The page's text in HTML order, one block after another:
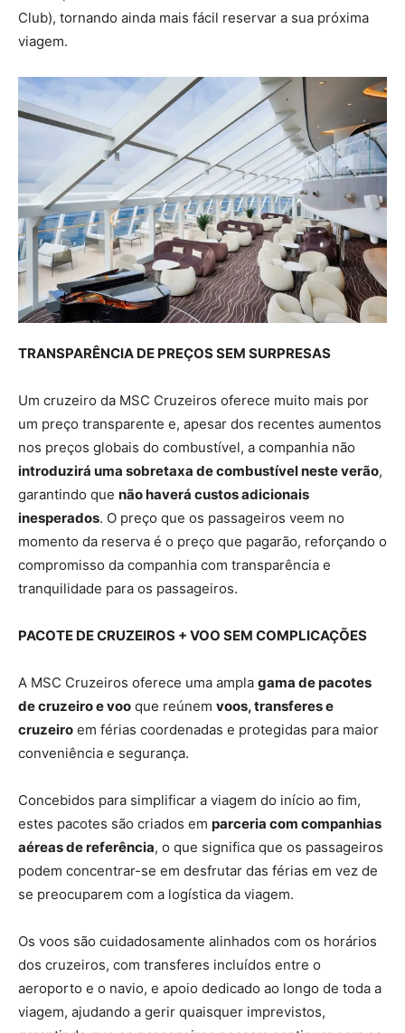
Club), tornando ainda mais fácil reservar a sua próxima
viagem.
TRANSPARÊNCIA DE PREÇOS SEM SURPRESAS
Um cruzeiro da MSC Cruzeiros oferece muito mais por
um preço transparente e, apesar dos recentes aumentos
nos preços globais do combustível, a companhia não
introduzirá uma sobretaxa de combustível neste verão,
garantindo que não haverá custos adicionais
inesperados. O preço que os passageiros veem no
momento da reserva é o preço que pagarão, reforçando o
compromisso da companhia com transparência e
tranquilidade para os passageiros.
PACOTE DE CRUZEIROS + VOO SEM COMPLICAÇÕES
A MSC Cruzeiros oferece uma ampla gama de pacotes
de cruzeiro e voo que reúnem voos, transferes e
cruzeiro em férias coordenadas e protegidas para maior
conveniência e segurança.
Concebidos para simplificar a viagem do início ao fim,
estes pacotes são criados em parceria com companhias
aéreas de referência, o que significa que os passageiros
podem concentrar-se em desfrutar das férias em vez de
se preocuparem com a logística da viagem.
Os voos são cuidadosamente alinhados com os horários
dos cruzeiros, com transferes incluídos entre o
aeroporto e o navio, e apoio dedicado ao longo de toda a
viagem, ajudando a gerir quaisquer imprevistos,